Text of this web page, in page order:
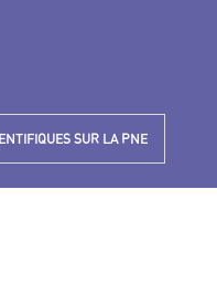
SUR LA PNE